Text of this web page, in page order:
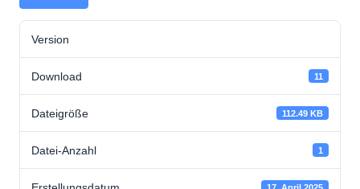
Version
Download 11
Dateigröße 112.49 KB
Datei-Anzahl 1
17. April 2025